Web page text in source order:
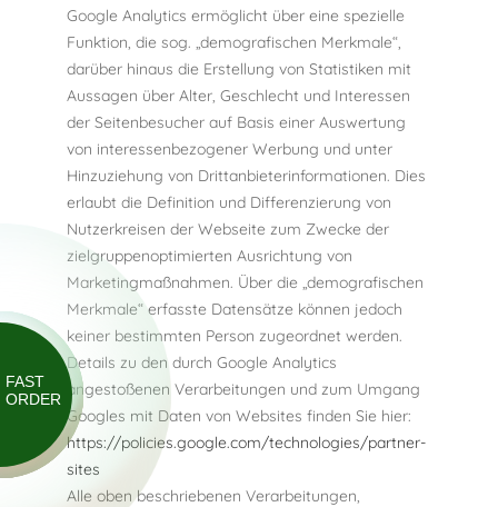
FAST
ORDER
Google Analytics ermöglicht über eine spezielle
Funktion, die sog. „demografischen Merkmale“,
darüber hinaus die Erstellung von Statistiken mit
Aussagen über Alter, Geschlecht und Interessen
der Seitenbesucher auf Basis einer Auswertung
von interessenbezogener Werbung und unter
Hinzuziehung von Drittanbieterinformationen. Dies
erlaubt die Definition und Differenzierung von
Nutzerkreisen der Webseite zum Zwecke der
zielgruppenoptimierten Ausrichtung von
Marketingmaßnahmen. Über die „demografischen
Merkmale“ erfasste Datensätze können jedoch
keiner bestimmten Person zugeordnet werden.
Details zu den durch Google Analytics
angestoßenen Verarbeitungen und zum Umgang
Googles mit Daten von Websites finden Sie hier:
https://policies.google.com/technologies/partner-
sites
Alle oben beschriebenen Verarbeitungen,